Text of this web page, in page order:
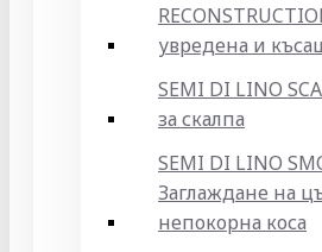
увредена и
SEMI DI LINO
за скалпа
SEMI DI LINO
Заглаждане на
непокорна коса